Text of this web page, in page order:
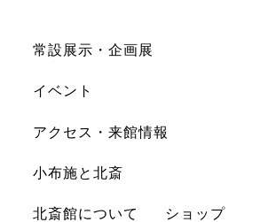
常設展示・企画展
イベント
アクセス・来館情報
小布施と北斎
北斎館について ショップ